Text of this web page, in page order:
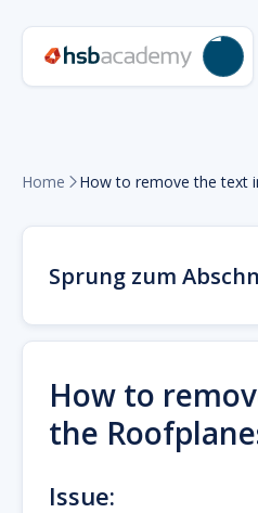
Home  How to remove the text
Sprung zum
How to
the
Issue: